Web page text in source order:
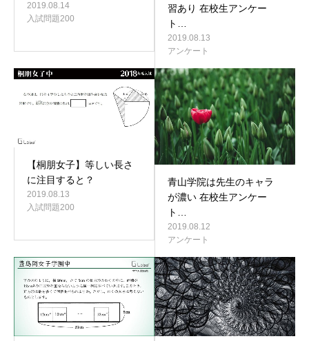
2019.08.14
入試問題200
習あり 在校生アンケー
ト…
2019.08.13
アンケート
【桐朋女子】等しい長さ
に注目すると？
2019.08.13
入試問題200
青山学院は先生のキャラ
が濃い 在校生アンケー
ト…
2019.08.12
アンケート